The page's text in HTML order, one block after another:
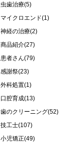
虫歯治療(5)
マイクロエンド(1)
神経の治療(2)
商品紹介(27)
患者さん(79)
感謝祭(23)
外科処置(1)
口腔育成(13)
歯のクリーニング(52)
技工士(107)
小児矯正(49)